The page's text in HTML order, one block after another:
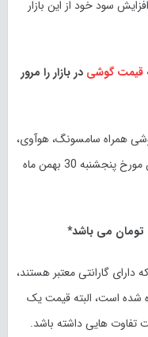
سود خود از این بازار
قیمت گوشی در بازار را مرور
همراه سامسونگ، هوآوی،
مورخ
پنجشنبه 30 بهمن ماه
می باشد*
گارانتی معتبر هستند،
شده است، البته قیمت یک
تفاوت هایی داشته باشد.